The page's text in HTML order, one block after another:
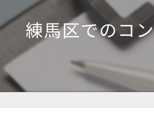
地下・半地下駐車場 漏水
エレベーターピット漏水・止水工事
打継ぎ部・コールドジョイント漏水
配管貫通部・スリーブ周り漏水
コンクリート欠損
床レベラー工事(セル
練馬区でのコ